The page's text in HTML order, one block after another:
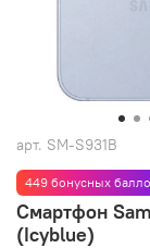
арт. SM-S931B
449 бонусных
Смартфон
(Icyblue)